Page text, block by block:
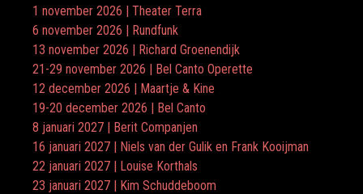
1 november 2026 | Theater Terra
6 november 2026 | Rundfunk
13 november 2026 | Richard Groenendijk
21-29 november 2026 | Bel Canto Operette
12 december 2026 | Maartje & Kine
19-20 december 2026 | Bel Canto
8 januari 2027 | Berit Companjen
16 januari 2027 | Niels van der Gulik en Frank Kooijman
22 januari 2027 | Louise Korthals
23 januari 2027 | Kim Schuddeboom